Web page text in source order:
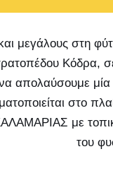
μεγάλους στη
Κόδρα,
απολαύσουμε
στο
με
του